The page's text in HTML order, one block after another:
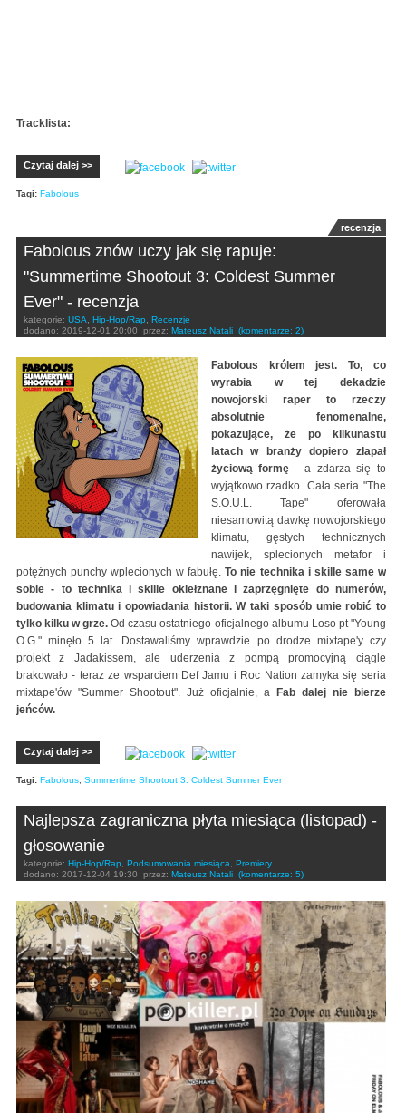
Tracklista:
Czytaj dalej >>
Tagi: Fabolous
recenzja
Fabolous znów uczy jak się rapuje:
"Summertime Shootout 3: Coldest Summer
Ever" - recenzja
kategorie: USA Hip-Hop/Rap
Recenzje
dodano: 2019-12-01 20:00 przez: Mateusz Natali (komentarze: 2)
Fabolous królem jest. To, co
wyrabia w tej dekadzie
nowojorski raper to rzeczy
absolutnie fenomenalne,
pokazujące, że po kilkunastu
latach w branży dopiero złapał
życiową formę - a zdarza się to
wyjątkowo rzadko. Cała seria "The
S.O.U.L. Tape" oferowała
niesamowitą dawkę nowojorskiego
klimatu, gęstych technicznych
nawijek, splecionych metafor i
potężnych punchy wplecionych w fabułę.To nie technika i skille same w
sobie - to technika i skille okiełznane i zaprzęgnięte do numerów,
budowania klimatu i opowiadania historii. W taki sposób umie robić to
tylko kilku w grze. Od czasu ostatniego oficjalnego albumu Loso pt "Young
O.G." minęło 5 lat. Dostawaliśmy wprawdzie po drodze mixtape'y czy
projekt z Jadakissem, ale uderzenia z pompą promocyjną ciągle
brakowało - teraz ze wsparciem Def Jamu i Roc Nation zamyka się seria
mixtape'ów "Summer Shootout". Już oficjalnie, a Fab dalej nie bierze
jeńców.
Czytaj dalej >>
Tagi: Fabolous Summertime Shootout 3: Coldest Summer Ever
Najlepsza zagraniczna płyta miesiąca (listopad) -
głosowanie
kategorie: Hip-Hop/Rap Podsumowania miesiąca
Premiery
dodano: 2017-12-04 19:30 przez: Mateusz Natali (komentarze: 5)